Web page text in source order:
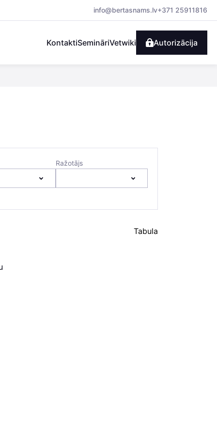
info@bertasnams.lv+371 25911816
KontaktiSemināriVetwiki Autorizācija
Ražotājs
Tabula